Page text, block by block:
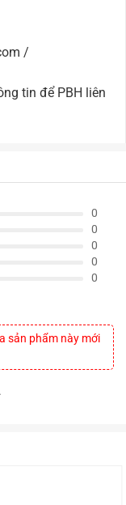
/
tin để PBH liên
0
0
0
0
0
sản phẩm này mới